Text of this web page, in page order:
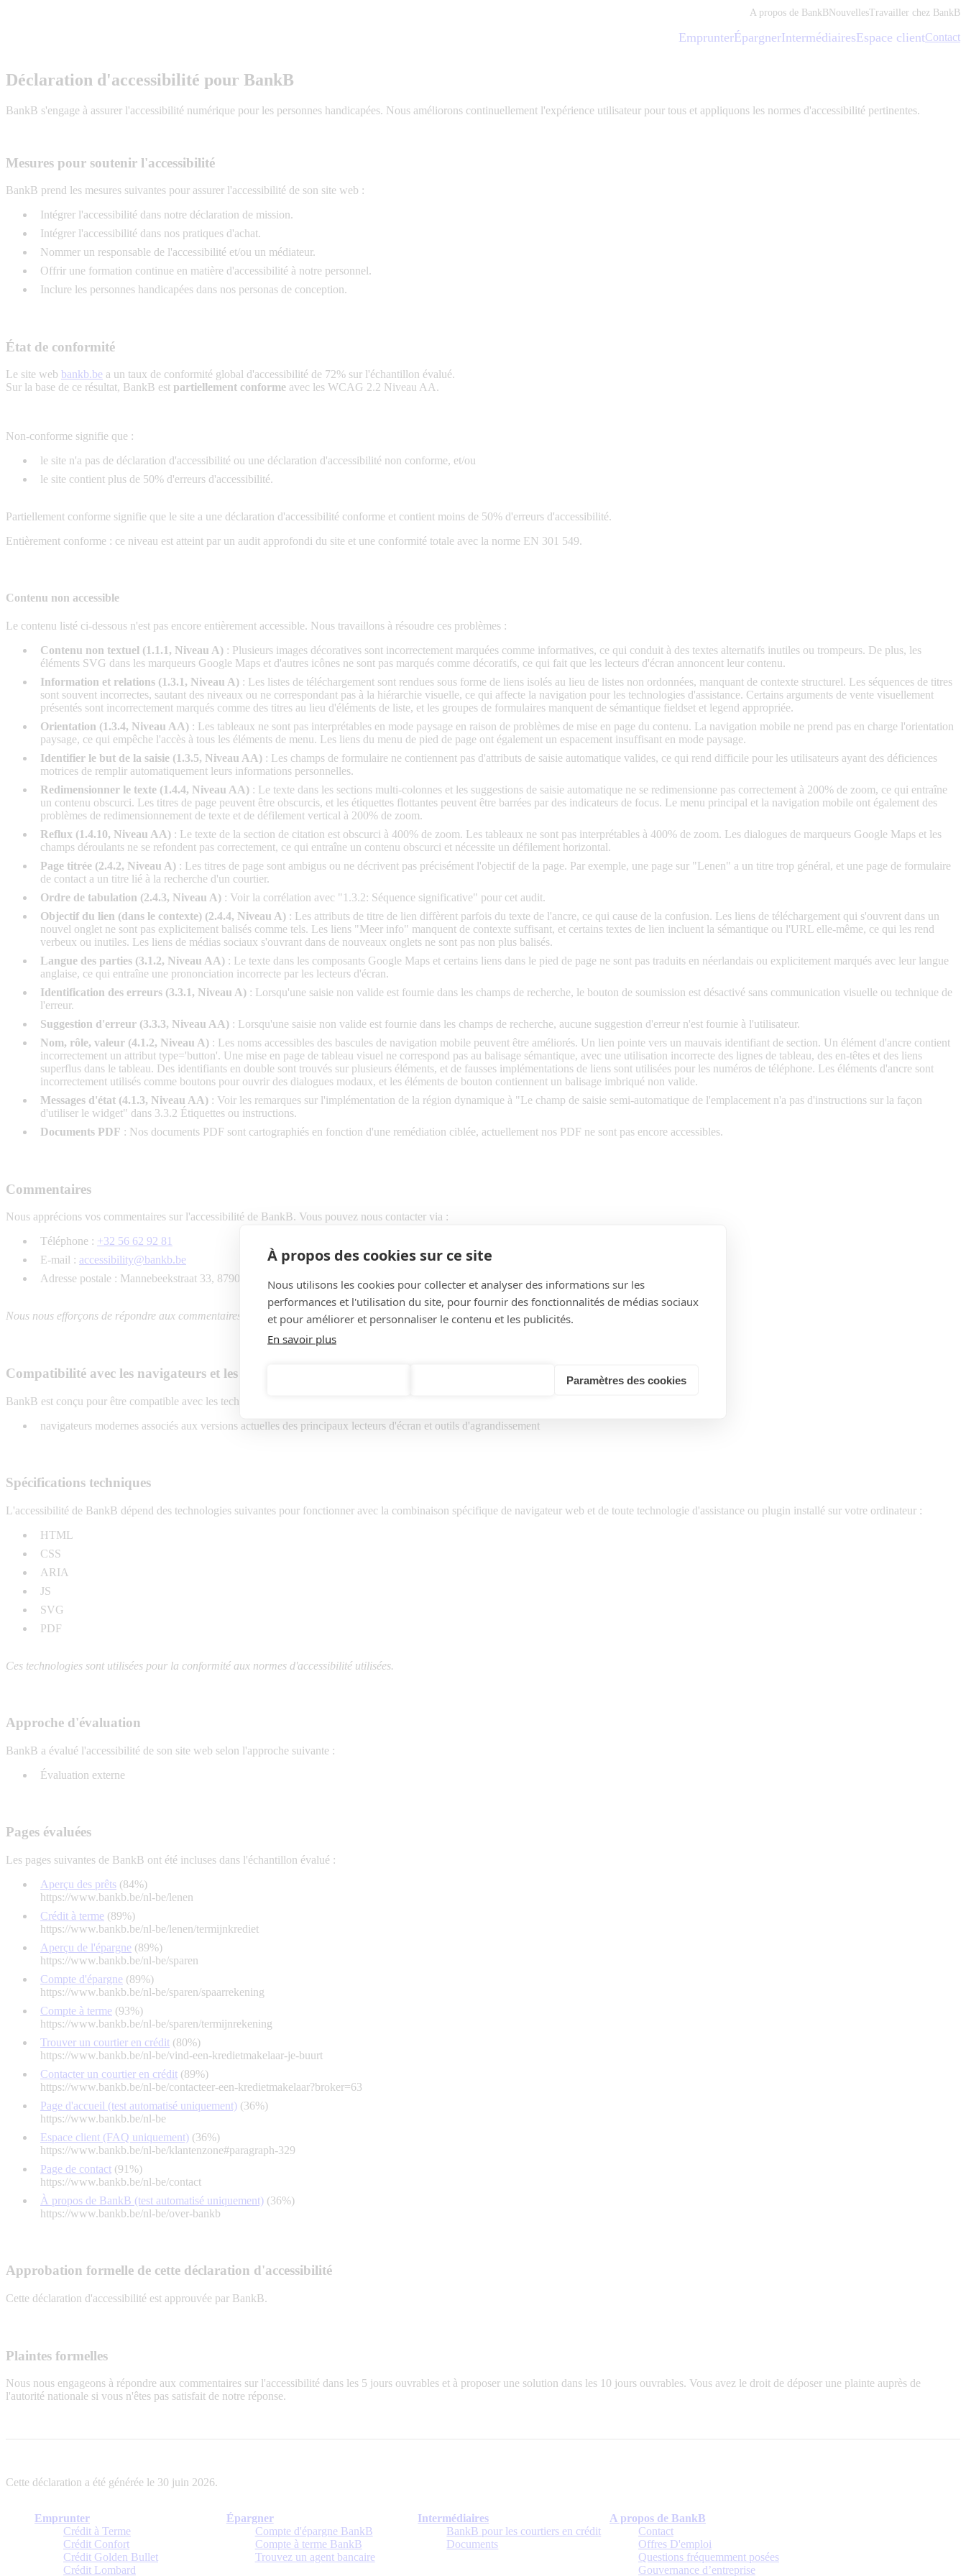
A propos de BankBNouvellesTravailler chez BankB
EmprunterÉpargnerIntermédiairesEspace clientContact
Déclaration d'accessibilité pour BankB
BankB s'engage à assurer l'accessibilité numérique pour les personnes handicapées. Nous améliorons continuellement l'expérience utilisateur pour tous et appliquons les normes d'accessibilité pertinentes.
Mesures pour soutenir l'accessibilité
BankB prend les mesures suivantes pour assurer l'accessibilité de son site web :
Intégrer l'accessibilité dans notre déclaration de mission.
Intégrer l'accessibilité dans nos pratiques d'achat.
Nommer un responsable de l'accessibilité et/ou un médiateur.
Offrir une formation continue en matière d'accessibilité à notre personnel.
Inclure les personnes handicapées dans nos personas de conception.
État de conformité
Le site web bankb.be a un taux de conformité global d'accessibilité de 72% sur l'échantillon évalué.
Sur la base de ce résultat, BankB est partiellement conforme avec les WCAG 2.2 Niveau AA.
Non-conforme signifie que :
le site n'a pas de déclaration d'accessibilité ou une déclaration d'accessibilité non conforme, et/ou
le site contient plus de 50% d'erreurs d'accessibilité.
Partiellement conforme signifie que le site a une déclaration d'accessibilité conforme et contient moins de 50% d'erreurs d'accessibilité.
Entièrement conforme : ce niveau est atteint par un audit approfondi du site et une conformité totale avec la norme EN 301 549.
Contenu non accessible
Le contenu listé ci-dessous n'est pas encore entièrement accessible. Nous travaillons à résoudre ces problèmes :
Contenu non textuel (1.1.1, Niveau A) : Plusieurs images décoratives sont incorrectement marquées comme informatives, ce qui conduit à des textes alternatifs inutiles ou trompeurs. De plus, les
éléments SVG dans les marqueurs Google Maps et d'autres icônes ne sont pas marqués comme décoratifs, ce qui fait que les lecteurs d'écran annoncent leur contenu.
Information et relations (1.3.1, Niveau A) : Les listes de téléchargement sont rendues sous forme de liens isolés au lieu de listes non ordonnées, manquant de contexte structurel. Les séquences de titres
sont souvent incorrectes, sautant des niveaux ou ne correspondant pas à la hiérarchie visuelle, ce qui affecte la navigation pour les technologies d'assistance. Certains arguments de vente visuellement
présentés sont incorrectement marqués comme des titres au lieu d'éléments de liste, et les groupes de formulaires manquent de sémantique fieldset et legend appropriée.
Orientation (1.3.4, Niveau AA) : Les tableaux ne sont pas interprétables en mode paysage en raison de problèmes de mise en page du contenu. La navigation mobile ne prend pas en charge l'orientation
paysage, ce qui empêche l'accès à tous les éléments de menu. Les liens du menu de pied de page ont également un espacement insuffisant en mode paysage.
Identifier le but de la saisie (1.3.5, Niveau AA) : Les champs de formulaire ne contiennent pas d'attributs de saisie automatique valides, ce qui rend difficile pour les utilisateurs ayant des déficiences
motrices de remplir automatiquement leurs informations personnelles.
Redimensionner le texte (1.4.4, Niveau AA) : Le texte dans les sections multi-colonnes et les suggestions de saisie automatique ne se redimensionne pas correctement à 200% de zoom, ce qui entraîne
un contenu obscurci. Les titres de page peuvent être obscurcis, et les étiquettes flottantes peuvent être barrées par des indicateurs de focus. Le menu principal et la navigation mobile ont également des
problèmes de redimensionnement de texte et de défilement vertical à 200% de zoom.
Reflux (1.4.10, Niveau AA) : Le texte de la section de citation est obscurci à 400% de zoom. Les tableaux ne sont pas interprétables à 400% de zoom. Les dialogues de marqueurs Google Maps et les
champs déroulants ne se refondent pas correctement, ce qui entraîne un contenu obscurci et nécessite un défilement horizontal.
Page titrée (2.4.2, Niveau A) : Les titres de page sont ambigus ou ne décrivent pas précisément l'objectif de la page. Par exemple, une page sur "Lenen" a un titre trop général, et une page de formulaire
de contact a un titre lié à la recherche d'un courtier.
Ordre de tabulation (2.4.3, Niveau A) : Voir la corrélation avec "1.3.2: Séquence significative" pour cet audit.
Objectif du lien (dans le contexte) (2.4.4, Niveau A) : Les attributs de titre de lien diffèrent parfois du texte de l'ancre, ce qui cause de la confusion. Les liens de téléchargement qui s'ouvrent dans un
nouvel onglet ne sont pas explicitement balisés comme tels. Les liens "Meer info" manquent de contexte suffisant, et certains textes de lien incluent la sémantique ou l'URL elle-même, ce qui les rend
verbeux ou inutiles. Les liens de médias sociaux s'ouvrant dans de nouveaux onglets ne sont pas non plus balisés.
Langue des parties (3.1.2, Niveau AA) : Le texte dans les composants Google Maps et certains liens dans le pied de page ne sont pas traduits en néerlandais ou explicitement marqués avec leur langue
anglaise, ce qui entraîne une prononciation incorrecte par les lecteurs d'écran.
Identification des erreurs (3.3.1, Niveau A) : Lorsqu'une saisie non valide est fournie dans les champs de recherche, le bouton de soumission est désactivé sans communication visuelle ou technique de
l'erreur.
Suggestion d'erreur (3.3.3, Niveau AA) : Lorsqu'une saisie non valide est fournie dans les champs de recherche, aucune suggestion d'erreur n'est fournie à l'utilisateur.
Nom, rôle, valeur (4.1.2, Niveau A) : Les noms accessibles des bascules de navigation mobile peuvent être améliorés. Un lien pointe vers un mauvais identifiant de section. Un élément d'ancre contient
incorrectement un attribut type='button'. Une mise en page de tableau visuel ne correspond pas au balisage sémantique, avec une utilisation incorrecte des lignes de tableau, des en-têtes et des liens
superflus dans le tableau. Des identifiants en double sont trouvés sur plusieurs éléments, et de fausses implémentations de liens sont utilisées pour les numéros de téléphone. Les éléments d'ancre sont
incorrectement utilisés comme boutons pour ouvrir des dialogues modaux, et les éléments de bouton contiennent un balisage imbriqué non valide.
Messages d'état (4.1.3, Niveau AA) : Voir les remarques sur l'implémentation de la région dynamique à "Le champ de saisie semi-automatique de l'emplacement n'a pas d'instructions sur la façon
d'utiliser le widget" dans 3.3.2 Étiquettes ou instructions.
Documents PDF : Nos documents PDF sont cartographiés en fonction d'une remédiation ciblée, actuellement nos PDF ne sont pas encore accessibles.
Commentaires
Nous apprécions vos commentaires sur l'accessibilité de BankB. Vous pouvez nous contacter via :
Téléphone : +32 56 62 92 81
E-mail : accessibility@bankb.be
Adresse postale : Mannebeekstraat 33, 8790 Waregem
Nous nous efforçons de répondre aux commentaires dans les 5 jours ouvrables.
Compatibilité avec les navigateurs et les technologies d'assistance
BankB est conçu pour être compatible avec les technologies d'assistance suivantes :
navigateurs modernes associés aux versions actuelles des principaux lecteurs d'écran et outils d'agrandissement
Spécifications techniques
L'accessibilité de BankB dépend des technologies suivantes pour fonctionner avec la combinaison spécifique de navigateur web et de toute technologie d'assistance ou plugin installé sur votre ordinateur :
HTML
CSS
ARIA
JS
SVG
PDF
Ces technologies sont utilisées pour la conformité aux normes d'accessibilité utilisées.
Approche d'évaluation
BankB a évalué l'accessibilité de son site web selon l'approche suivante :
Évaluation externe
Pages évaluées
Les pages suivantes de BankB ont été incluses dans l'échantillon évalué :
Aperçu des prêts (84%)
https://www.bankb.be/nl-be/lenen
Crédit à terme (89%)
https://www.bankb.be/nl-be/lenen/termijnkrediet
Aperçu de l'épargne (89%)
https://www.bankb.be/nl-be/sparen
Compte d'épargne (89%)
https://www.bankb.be/nl-be/sparen/spaarrekening
Compte à terme (93%)
https://www.bankb.be/nl-be/sparen/termijnrekening
Trouver un courtier en crédit (80%)
https://www.bankb.be/nl-be/vind-een-kredietmakelaar-je-buurt
Contacter un courtier en crédit (89%)
https://www.bankb.be/nl-be/contacteer-een-kredietmakelaar?broker=63
Page d'accueil (test automatisé uniquement) (36%)
https://www.bankb.be/nl-be
Espace client (FAQ uniquement) (36%)
https://www.bankb.be/nl-be/klantenzone#paragraph-329
Page de contact (91%)
https://www.bankb.be/nl-be/contact
À propos de BankB (test automatisé uniquement) (36%)
https://www.bankb.be/nl-be/over-bankb
Approbation formelle de cette déclaration d'accessibilité
Cette déclaration d'accessibilité est approuvée par BankB.
Plaintes formelles
Nous nous engageons à répondre aux commentaires sur l'accessibilité dans les 5 jours ouvrables et à proposer une solution dans les 10 jours ouvrables. Vous avez le droit de déposer une plainte auprès de
l'autorité nationale si vous n'êtes pas satisfait de notre réponse.
Cette déclaration a été générée le 30 juin 2026.
Emprunter
Crédit à Terme
Crédit Confort
Crédit Golden Bullet
Crédit Lombard
Épargner
Compte d'épargne BankB
Compte à terme BankB
Trouvez un agent bancaire
Intermédiaires
BankB pour les courtiers en crédit
Documents
A propos de BankB
Contact
Offres D'emploi
Questions fréquemment posées
Gouvernance d’entreprise
À propos des cookies sur ce site
Nous utilisons les cookies pour collecter et analyser des informations sur les
performances et l'utilisation du site, pour fournir des fonctionnalités de médias sociaux
et pour améliorer et personnaliser le contenu et les publicités.
En savoir plus
Paramètres des cookies